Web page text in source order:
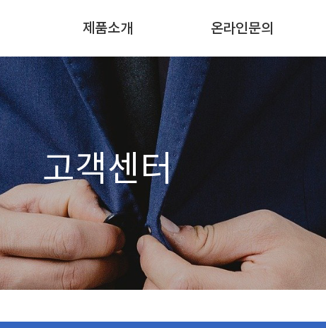
제품소개
제품소개1
제품소개2
제품소개3
제품소개4
제품소개5
온라인문의
고객센터